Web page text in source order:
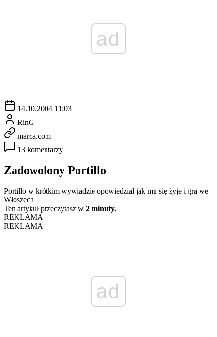
ad
14.10.2004 11:03
RinG
marca.com
13 komentarzy
Zadowolony Portillo
Portillo w krótkim wywiadzie opowiedział jak mu się żyje i gra we
Włoszech
Ten artykuł przeczytasz w 2 minuty.
REKLAMA
REKLAMA
ad